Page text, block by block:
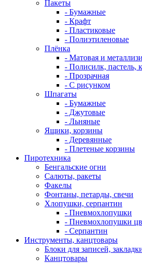
Пакеты
- Бумажные
- Крафт
- Пластиковые
- Полиэтиленовые
Плёнка
- Матовая и
- Полисилк, пастель,
- Прозрачная
- С рисунком
Шпагаты
- Бумажные
- Джутовые
- Льняные
Ящики, корзины
- Деревянные
- Плетеные корзины
Пиротехника
Бенгальские огни
Салюты, ракеты
Факелы
Фонтаны, петарды, свечи
Хлопушки, серпантин
- Пневмохлопушки
- Пневмохлопушки
- Серпантин
Инструменты, канцтовары
Блоки для записей,
Канцтовары